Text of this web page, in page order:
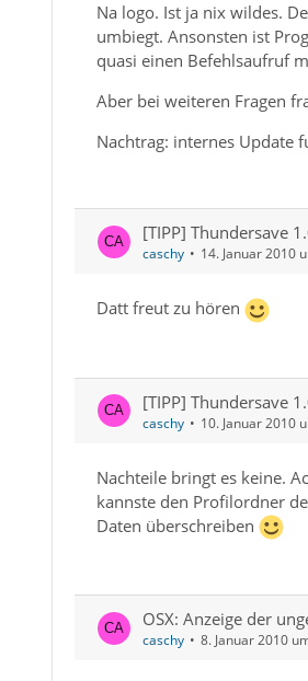
Na logo. Ist ja nix wildes.
umbiegt. Ansonsten ist
quasi einen Befehlsaufruf
Aber bei weiteren Fragen
Nachtrag: internes Update
[TIPP] Thundersave
caschy 14. Januar 2010
Datt freut zu hören
[TIPP] Thundersave
caschy 10. Januar 2010
Nachteile bringt es keine.
kannste den Profilordner
Daten überschreiben
OSX: Anzeige der
caschy 8. Januar 2010